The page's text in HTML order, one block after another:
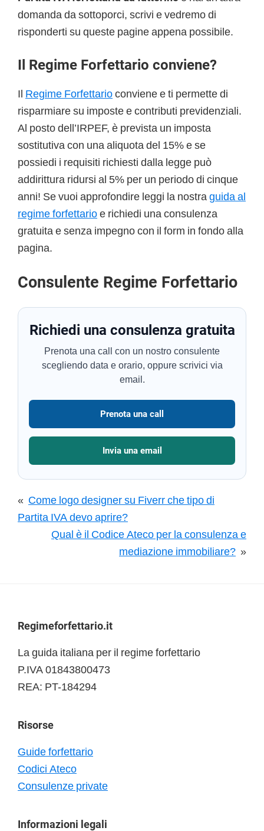
domanda da sottoporci, scrivi e vedremo di
risponderti su queste pagine appena possibile.
Il Regime Forfettario conviene?
Il Regime Forfettarioconviene e ti permette di
risparmiare su imposte e contributi previdenziali.
Al posto dell’IRPEF, è prevista un imposta
sostitutiva con una aliquota del 15% e se
possiedi i requisiti richiesti dalla legge può
addirittura ridursi al 5% per un periodo di cinque
anni! Se vuoi approfondire leggi la nostra guida al
regime forfettarioe richiedi una consulenza
gratuita e senza impegno con il form in fondo alla
pagina.
Consulente Regime Forfettario
Richiedi una consulenza gratuita
Prenota una call con un nostro consulente
scegliendo data e orario, oppure scrivici via
email.
Prenota una call
Invia una email
« Come logo designer su Fiverr che tipo di
Partita IVA devo aprire?
Qual è il Codice Ateco per la consulenza e
mediazione immobiliare? »
Footer
Regimeforfettario.it
La guida italiana per il regime forfettario
P.IVA 01843800473
REA: PT-184294
Risorse
Guide forfettario
Codici Ateco
Consulenze private
Informazioni legali